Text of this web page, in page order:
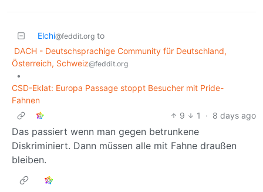
Elchi@feddit.org to
DACH - Deutschsprachige Community für Deutschland,
Österreich, Schweiz@feddit.org
•
CSD-Eklat: Europa Passage stoppt Besucher mit Pride-
Fahnen
9
1 · 8 days ago
Das passiert wenn man gegen betrunkene
Diskriminiert. Dann müssen alle mit Fahne draußen
bleiben.